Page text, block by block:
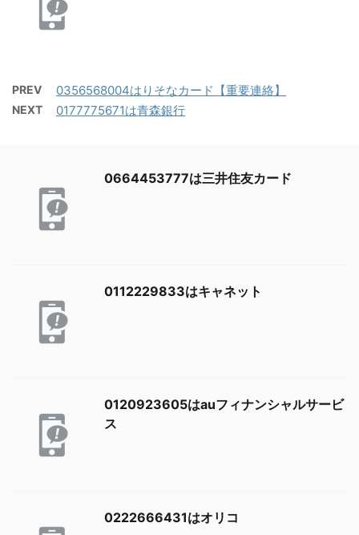
PREV 0356568004はりそなカード【重要連絡】
NEXT 0177775671は青森銀行
0664453777は三井住友カード
0112229833はキャネット
0120923605はauフィナンシャルサービ
ス
0222666431はオリコ